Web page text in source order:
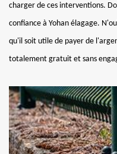
charger de ces interventions.
confiance à Yohan élagage.
qu'il soit utile de payer de
totalement gratuit et sans